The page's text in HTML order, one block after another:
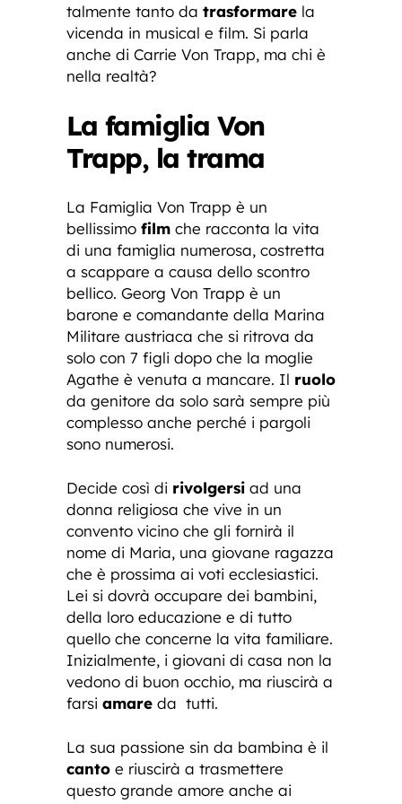
talmente tanto da trasformare la
vicenda in musical e film. Si parla
anche di Carrie Von Trapp, ma chi è
nella realtà?
La famiglia Von
Trapp, la trama
La Famiglia Von Trapp è un
bellissimo film che racconta la vita
di una famiglia numerosa, costretta
a scappare a causa dello scontro
bellico. Georg Von Trapp è un
barone e comandante della Marina
Militare austriaca che si ritrova da
solo con 7 figli dopo che la moglie
Agathe è venuta a mancare. Il ruolo
da genitore da solo sarà sempre più
complesso anche perché i pargoli
sono numerosi.
Decide così di rivolgersi ad una
donna religiosa che vive in un
convento vicino che gli fornirà il
nome di Maria, una giovane ragazza
che è prossima ai voti ecclesiastici.
Lei si dovrà occupare dei bambini,
della loro educazione e di tutto
quello che concerne la vita familiare.
Inizialmente, i giovani di casa non la
vedono di buon occhio, ma riuscirà a
farsi amare da tutti.
La sua passione sin da bambina è il
canto e riuscirà a trasmettere
questo grande amore anche ai